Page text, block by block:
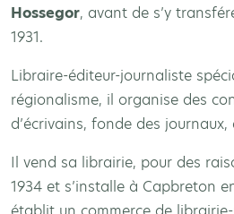
Hossegor, avant de s’y
1931.
Libraire-éditeur-journaliste
régionalisme, il organise des
d’écrivains, fonde des journaux,
Il vend sa librairie, pour des
1934 et s’installe à Capbreton